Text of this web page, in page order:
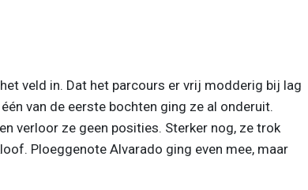
veld in. Dat het parcours er vrij modderig bij lag
van de eerste bochten ging ze al onderuit.
verloor ze geen posities. Sterker nog, ze trok
Ploeggenote Alvarado ging even mee, maar